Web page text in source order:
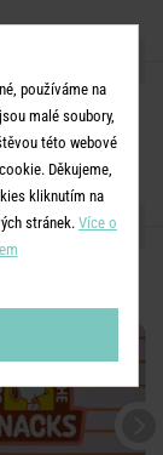
používáme na
malé soubory,
této webové
Děkujeme,
kliknutím na
stránek. Více o